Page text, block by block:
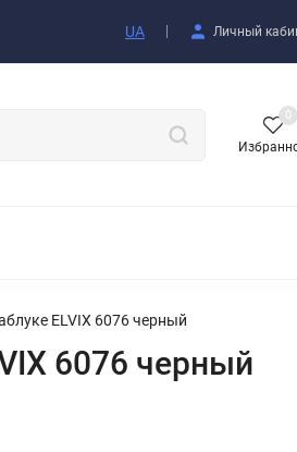
UA Личный
0
ELVIX 6076 черный
6076 черный